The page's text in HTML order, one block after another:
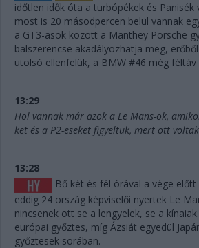
időtlen idők óta a turbópékek és Panisék
most is 20 másodpercen belül vannak
a GT3-asok között a Manthey Porsche
balszerencse akadályozhatja meg,
utolsó ellenfelük, a BMW #46 még féltáv
13:29
Hol vannak már azok a Le Mans-ok,
ket és a P2-eseket figyeltük, mert ott
13:28
Bő két és fél órával a vége
eddig 24 ország képviselői nyertek Le
nincsenek ott se a lengyelek, se a
európai győztes, míg Ázsiát egyedül
győztesek sorában.